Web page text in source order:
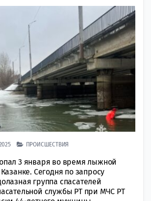
ПРОИСШЕСТВИЯ
3 января во время лыжной
Сегодня по запросу
группа спасателей
службы РТ при МЧС РТ